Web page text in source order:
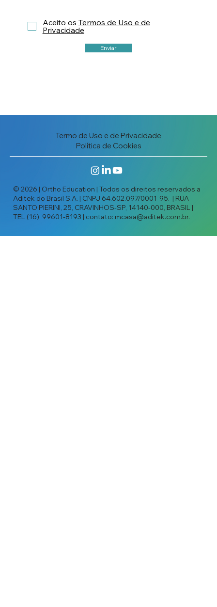
Aceito os Termos de Uso e de
Privacidade
Enviar
Política de Cookies
Termo de Uso e de Privacidade
© 2026 | Ortho Education | Todos os direitos reservados a
Aditek do Brasil S.A. | CNPJ 64.602.097/0001-95. | RUA
SANTO PIERINI, 25, CRAVINHOS-SP, 14140-000, BRASIL |
TEL (16) 99601-8193 | contato: mcasa@aditek.com.br.